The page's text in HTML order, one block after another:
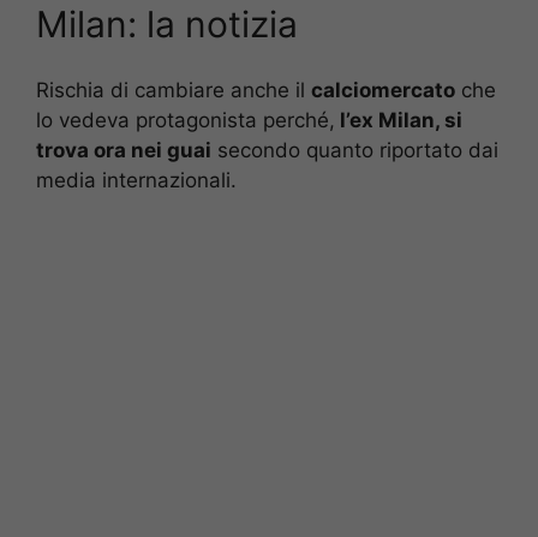
Milan: la notizia
Rischia di cambiare anche il calciomercato che
lo vedeva protagonista perché, l’ex Milan, si
trova ora nei guai secondo quanto riportato dai
media internazionali.